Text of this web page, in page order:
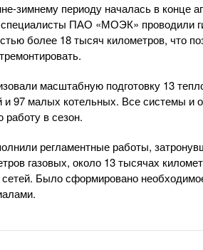
зимнему периоду началась в конце
ПАО «МОЭК» проводили
более 18 тысяч километров, что
масштабную подготовку 13
и 97 малых котельных. Все системы и
работу в сезон.
регламентные работы,
газовых, около 13 тысячах
Было сформировано